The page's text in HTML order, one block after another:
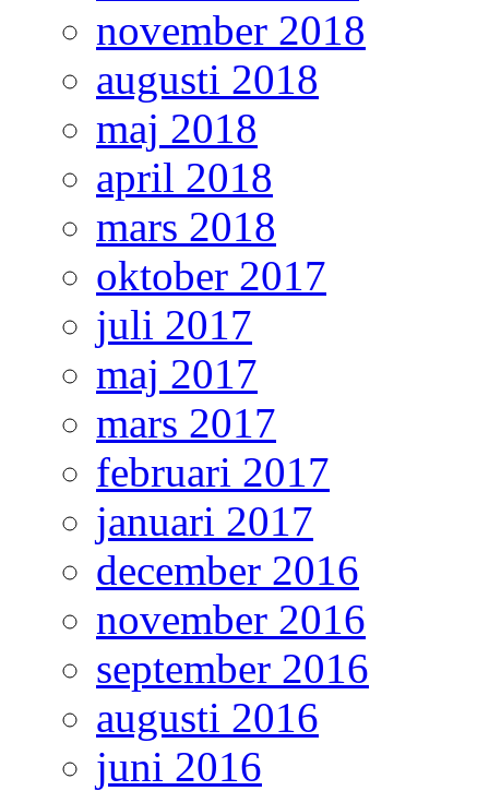
november 2018
augusti 2018
maj 2018
april 2018
mars 2018
oktober 2017
juli 2017
maj 2017
mars 2017
februari 2017
januari 2017
december 2016
november 2016
september 2016
augusti 2016
juni 2016